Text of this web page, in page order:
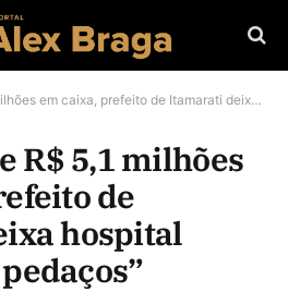
prefeito de Itamarati deixa hospital “caindo aos pedaços”
R$ 5,1 milhões
de
hospital